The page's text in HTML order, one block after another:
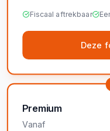
Fiscaal aftrekbaar
Deze
Premium
Vanaf